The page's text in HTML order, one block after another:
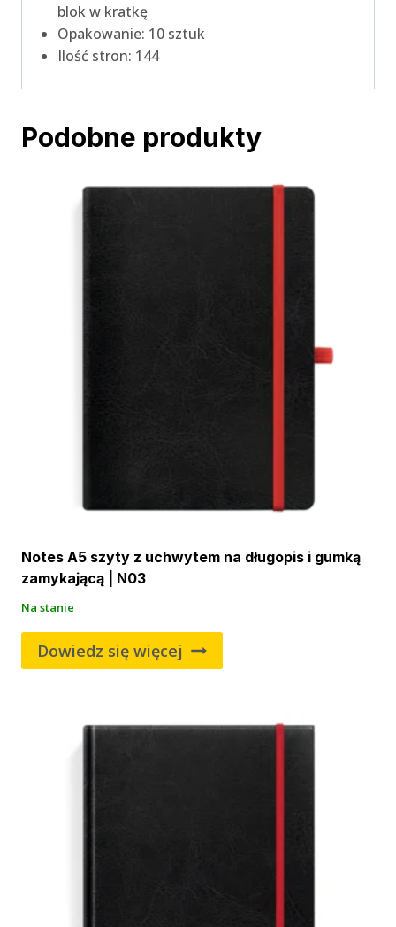
blok w kratkę
Opakowanie: 10 sztuk
Ilość stron: 144
Podobne produkty
Notes A5 szyty z uchwytem na długopis i gumką
zamykającą | N03
Na stanie
Dowiedz się więcej